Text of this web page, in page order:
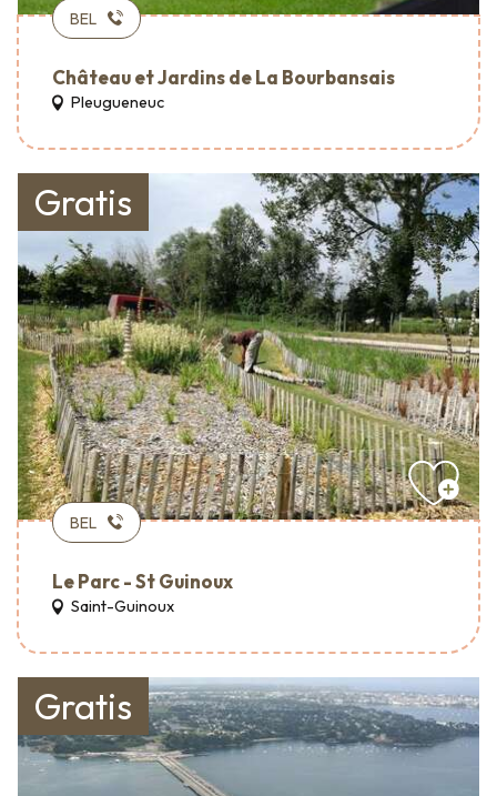
BEL
Château et Jardins de La Bourbansais
Pleugueneuc
Gratis
BEL
Le Parc - St Guinoux
Saint-Guinoux
Gratis